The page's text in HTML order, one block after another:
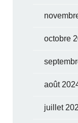
octobre
août
juillet